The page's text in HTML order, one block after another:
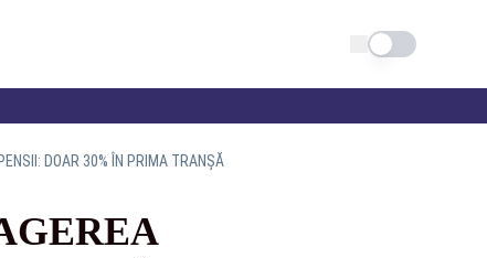
Schimba tema
DOAR 30% ÎN PRIMA TRANȘĂ